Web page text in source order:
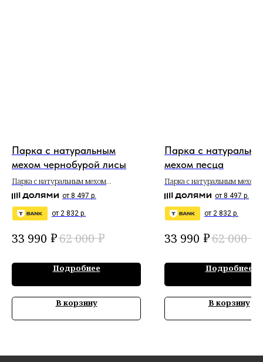
Парка с натуральным
мехом чернобурой лисы
Парка с натуральным мехом
чернобурой лисыот 8 497 р.
от 2 832 р.
33 990 ₽62 000 ₽
Подробнее
В корзину
Парка с
мехом песца
Парка с натуральным мехом
от 8 497 р.
от 2 832 р.
33 990 ₽62 000 ₽
Подробнее
В корзину